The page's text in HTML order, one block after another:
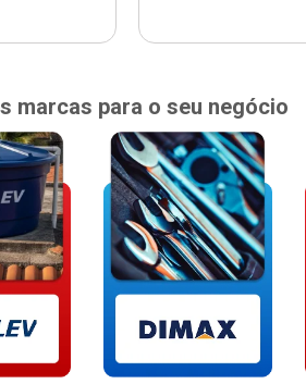
marcas para o seu negócio